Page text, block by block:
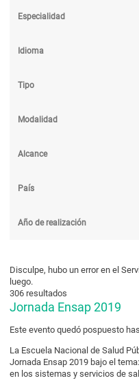
Especialidad
Idioma
Tipo
Modalidad
Alcance
País
Año de realización
Disculpe, hubo un error en el
luego.
306 resultados
Jornada Ensap 2019
Este evento quedó pospuesto
La Escuela Nacional de Salud
Jornada Ensap 2019 bajo el
en los sistemas y servicios de